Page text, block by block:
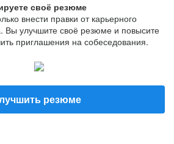
своё резюме
внести правки от карьерного
Вы улучшите своё резюме и повысите
приглашения на собеседования.
резюме